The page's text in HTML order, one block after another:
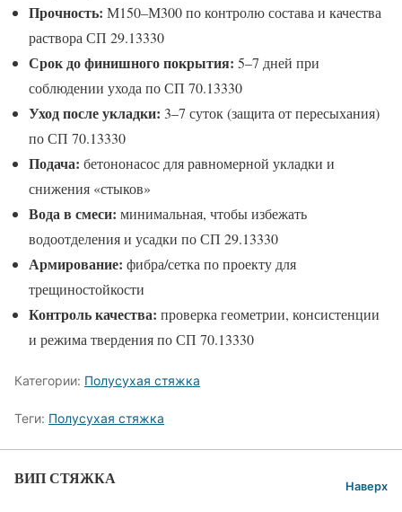
Прочность: М150–М300 по контролю состава и качества
раствора СП 29.13330
Срок до финишного покрытия: 5–7 дней при
соблюдении ухода по СП 70.13330
Уход после укладки: 3–7 суток (защита от пересыхания)
по СП 70.13330
Подача: бетононасос для равномерной укладки и
снижения «стыков»
Вода в смеси: минимальная, чтобы избежать
водоотделения и усадки по СП 29.13330
Армирование: фибра/сетка по проекту для
трещиностойкости
Контроль качества: проверка геометрии, консистенции
и режима твердения по СП 70.13330
Категории: Полусухая стяжка
Теги: Полусухая стяжка
ВИП СТЯЖКА Наверх